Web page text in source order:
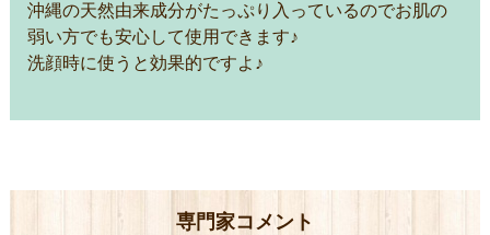
沖縄の天然由来成分がたっぷり入っているのでお肌の
弱い方でも安心して使用できます♪
洗顔時に使うと効果的ですよ♪
専門家コメント